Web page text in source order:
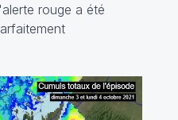
rouge a été